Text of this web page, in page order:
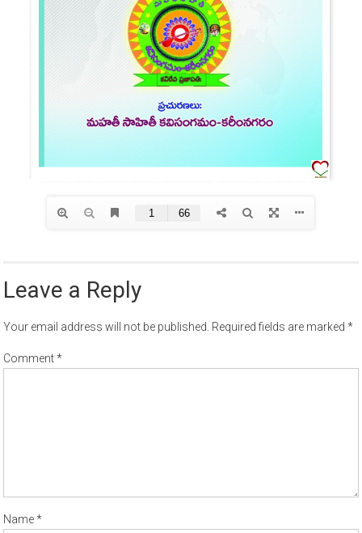
Leave a Reply
Your email address will not be published. Required fields are marked*
Comment*
Name*